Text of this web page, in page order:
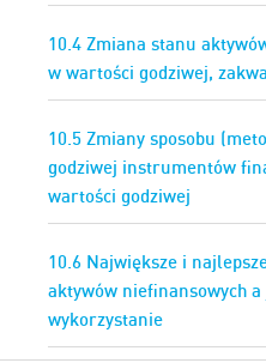
10.4 Zmiana stanu
w wartości godziwej,
10.5 Zmiany sposobu
godziwej instrumentów
wartości godziwej
10.6 Największe i
aktywów niefinansowych
wykorzystanie